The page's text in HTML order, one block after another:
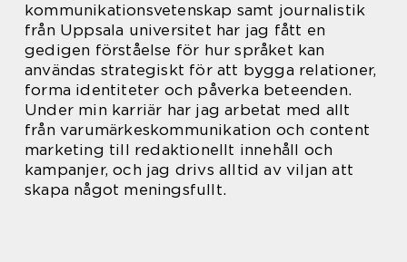
kommunikationsvetenskap samt journalistik
från Uppsala universitet har jag fått en
gedigen förståelse för hur språket kan
användas strategiskt för att bygga relationer,
forma identiteter och påverka beteenden.
Under min karriär har jag arbetat med allt
från varumärkeskommunikation och content
marketing till redaktionellt innehåll och
kampanjer, och jag drivs alltid av viljan att
skapa något meningsfullt.